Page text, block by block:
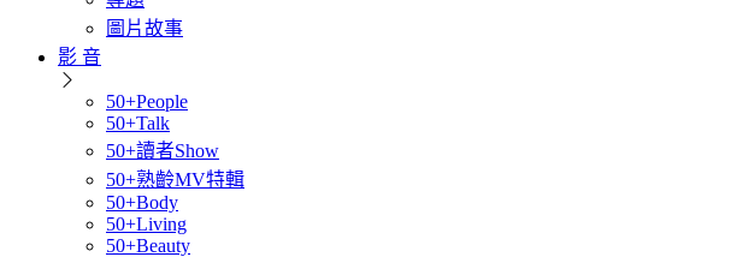
圖片故事
影 音
50+People
50+Talk
50+讀者Show
50+熟齡MV特輯
50+Body
50+Living
50+Beauty